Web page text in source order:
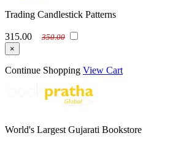
Trading Candlestick Patterns
315.00
350.00
×
Continue Shopping View Cart
World's Largest Gujarati Bookstore